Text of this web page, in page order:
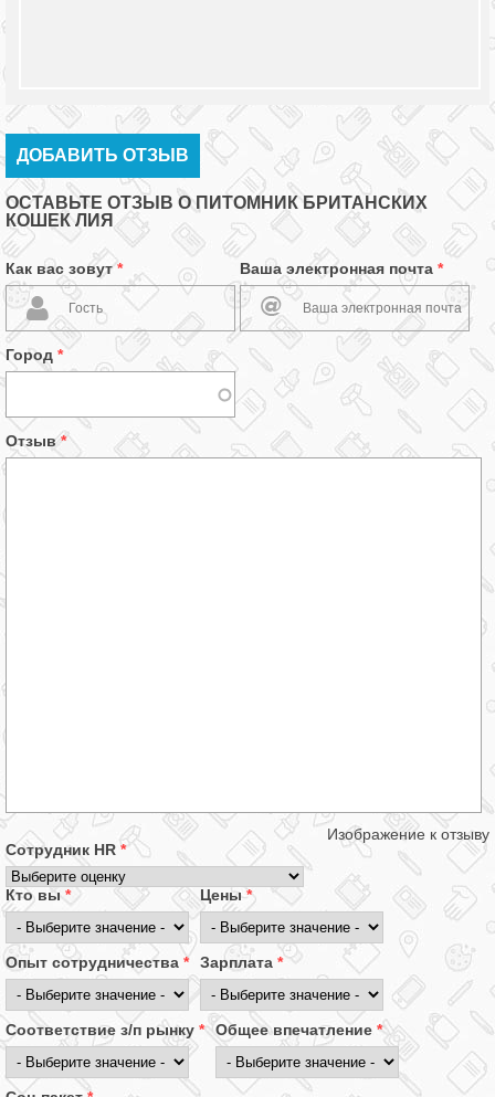
ДОБАВИТЬ ОТЗЫВ
ОСТАВЬТЕ ОТЗЫВ О ПИТОМНИК БРИТАНСКИХ
КОШЕК ЛИЯ
Как вас зовут* Ваша электронная почта *
Город *
Отзыв*
Изображение к отзыву
Сотрудник HR *
Кто вы* Цены*
Опыт сотрудничества * Зарплата *
Соответствие з/п рынку * Общее впечатление *